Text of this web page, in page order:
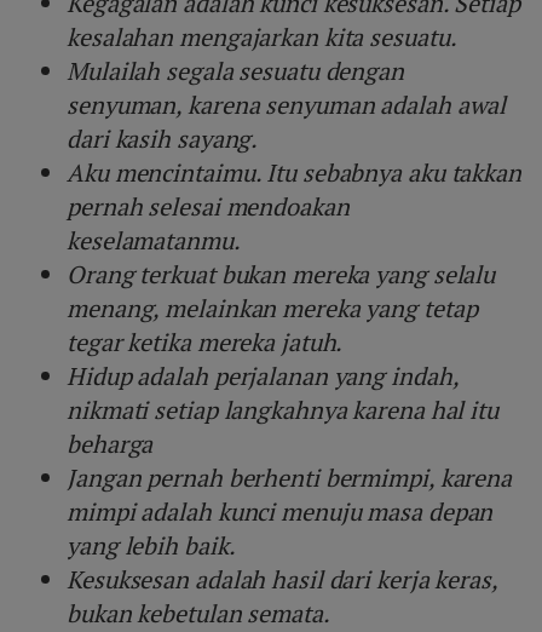
kesalahan mengajarkan kita sesuatu.
Mulailah segala sesuatu dengan
senyuman, karena senyuman adalah awal
dari kasih sayang.
Aku mencintaimu. Itu sebabnya aku takkan
pernah selesai mendoakan
keselamatanmu.
Orang terkuat bukan mereka yang selalu
menang, melainkan mereka yang tetap
tegar ketika mereka jatuh.
Hidup adalah perjalanan yang indah,
nikmati setiap langkahnya karena hal itu
beharga
Jangan pernah berhenti bermimpi, karena
mimpi adalah kunci menuju masa depan
yang lebih baik.
Kesuksesan adalah hasil dari kerja keras,
bukan kebetulan semata.